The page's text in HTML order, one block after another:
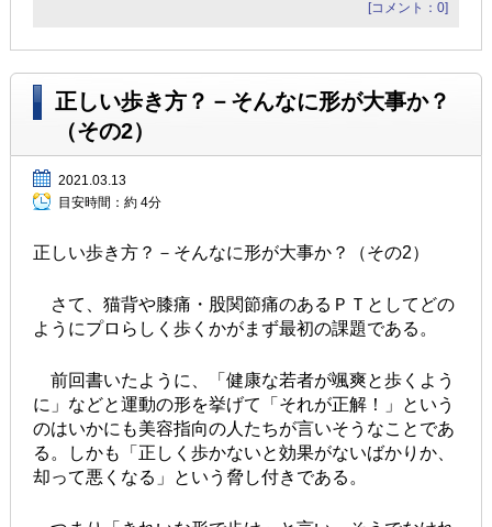
[コメント：0]
正しい歩き方？－そんなに形が大事か？
（その2）
2021.03.13
目安時間： 約 4分
正しい歩き方？－そんなに形が大事か？（その2）
さて、猫背や膝痛・股関節痛のあるＰＴとしてどの
ようにプロらしく歩くかがまず最初の課題である。
前回書いたように、「健康な若者が颯爽と歩くよう
に」などと運動の形を挙げて「それが正解！」という
のはいかにも美容指向の人たちが言いそうなことであ
る。しかも「正しく歩かないと効果がないばかりか、
却って悪くなる」という脅し付きである。